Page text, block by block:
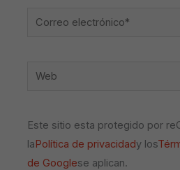
Correo
Web
Este sitio esta protegido por
laPolítica de privacidady los
de Googlese aplican.